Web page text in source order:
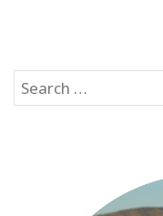
Search
for: